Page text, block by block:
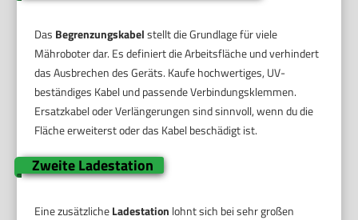
Das Begrenzungskabelstellt die Grundlage für viele
Mähroboter dar. Es definiert die Arbeitsfläche und verhindert
das Ausbrechen des Geräts. Kaufe hochwertiges, UV-
beständiges Kabel und passende Verbindungsklemmen.
Ersatzkabel oder Verlängerungen sind sinnvoll, wenn du die
Fläche erweiterst oder das Kabel beschädigt ist.
Zweite Ladestation
Eine zusätzlicheLadestation lohnt sich bei sehr großen